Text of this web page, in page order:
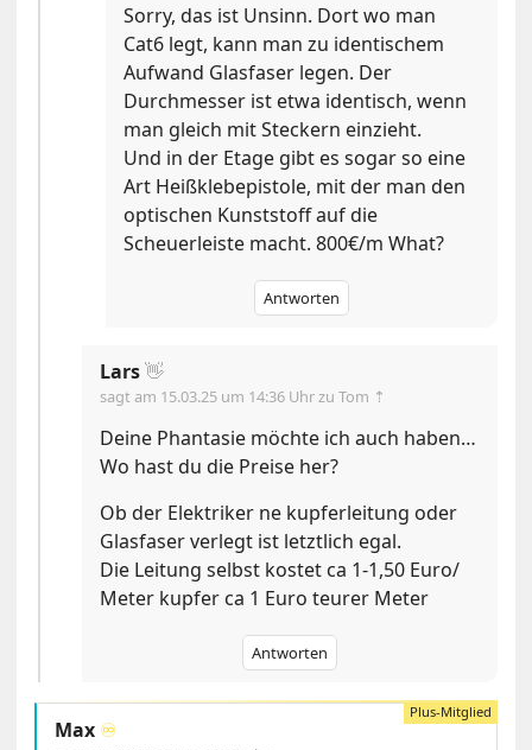
Sorry, das ist Unsinn. Dort wo man
Cat6 legt, kann man zu identischem
Aufwand Glasfaser legen. Der
Durchmesser ist etwa identisch, wenn
man gleich mit Steckern einzieht.
Und in der Etage gibt es sogar so eine
Art Heißklebepistole, mit der man den
optischen Kunststoff auf die
Scheuerleiste macht. 800€/m What?
Antworten
Lars👋
sagt am 15.03.25 um 14:36 Uhrzu Tom ⇡
Deine Phantasie möchte ich auch haben…
Wo hast du die Preise her?
Ob der Elektriker ne kupferleitung oder
Glasfaser verlegt ist letztlich egal.
Die Leitung selbst kostet ca 1-1,50 Euro/
Meter kupfer ca 1 Euro teurer Meter
Antworten
Max ♾️